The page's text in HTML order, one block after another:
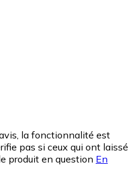
la fonctionnalité est
pas si ceux qui ont laissé
produit en question En